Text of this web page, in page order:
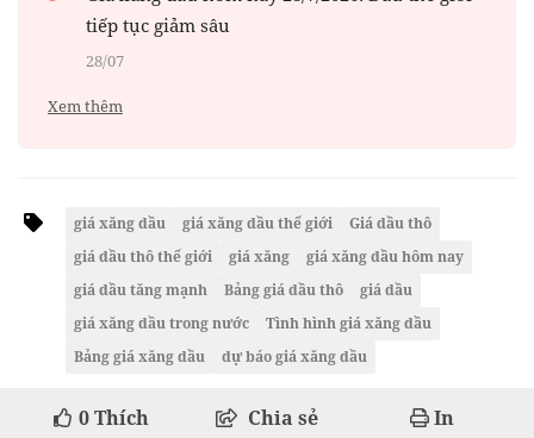
tiếp tục giảm sâu
28/07
Xem thêm
giá xăng dầu giá xăng dầu thế giới
Giá dầu thô
giá dầu thô thế giới
giá xăng
giá xăng dầu hôm nay
giá dầu tăng mạnh
Bảng giá dầu thô
giá dầu
giá xăng dầu trong nước
Tình hình giá xăng dầu
Bảng giá xăng dầu
dự báo giá xăng dầu
0Thích Chia sẻ In